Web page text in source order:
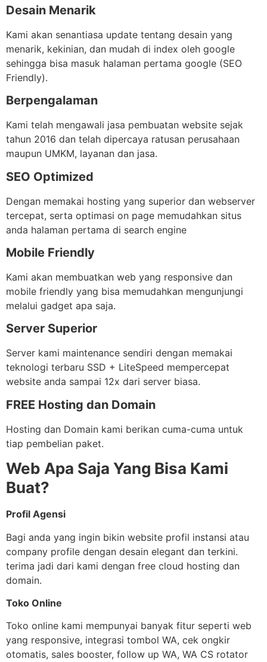
Desain Menarik
Kami akan senantiasa update tentang desain yang
menarik, kekinian, dan mudah di index oleh google
sehingga bisa masuk halaman pertama google (SEO
Friendly).
Berpengalaman
Kami telah mengawali jasa pembuatan website sejak
tahun 2016 dan telah dipercaya ratusan perusahaan
maupun UMKM, layanan dan jasa.
SEO Optimized
Dengan memakai hosting yang superior dan webserver
tercepat, serta optimasi on page memudahkan situs
anda halaman pertama di search engine
Mobile Friendly
Kami akan membuatkan web yang responsive dan
mobile friendly yang bisa memudahkan mengunjungi
melalui gadget apa saja.
Server Superior
Server kami maintenance sendiri dengan memakai
teknologi terbaru SSD + LiteSpeed mempercepat
website anda sampai 12x dari server biasa.
FREE Hosting dan Domain
Hosting dan Domain kami berikan cuma-cuma untuk
tiap pembelian paket.
Web Apa Saja Yang Bisa Kami
Buat?
Profil Agensi
Bagi anda yang ingin bikin website profil instansi atau
company profile dengan desain elegant dan terkini.
terima jadi dari kami dengan free cloud hosting dan
domain.
Toko Online
Toko online kami mempunyai banyak fitur seperti web
yang responsive, integrasi tombol WA, cek ongkir
otomatis, sales booster, follow up WA, WA CS rotator